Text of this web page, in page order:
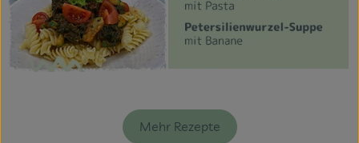
Mehr Rezepte